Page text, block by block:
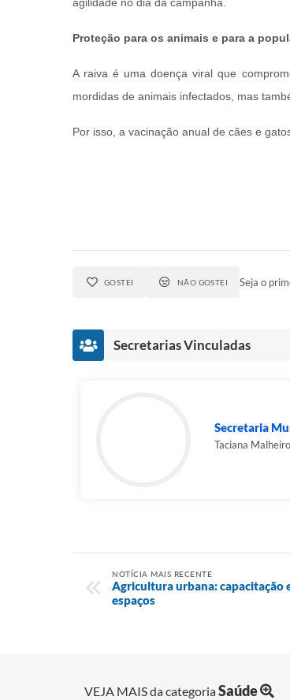
Proteção para os animais e para a
A raiva é uma doença viral que
mordidas de animais infectados, mas
Por isso, a vacinação anual de cães e
GOSTEI NÃO GOSTEI Seja o
Secretarias Vinculadas
Secretaria
Taciana
NOTÍCIA MAIS RECENTE
Agricultura urbana: capacitação
espaços
VEJA MAIS da categoriaSaúde